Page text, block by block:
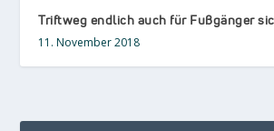
Triftweg endlich auch für Fußgänger
11. November 2018